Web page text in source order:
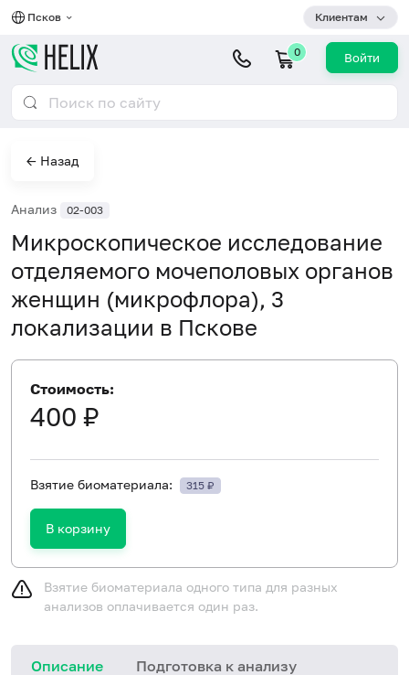
Псков Клиентам
0 Войти
← Назад
Анализ 02-003
Микроскопическое исследование
отделяемого мочеполовых органов
женщин (микрофлора), 3
локализации в Пскове
Стоимость:
400 ₽
Взятие биоматериала: 315 ₽
В корзину
Взятие биоматериала одного типа для разных
анализов оплачивается один раз.
Описание Подготовка к анализу